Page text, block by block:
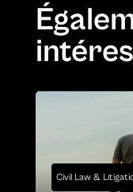
Civil Law &